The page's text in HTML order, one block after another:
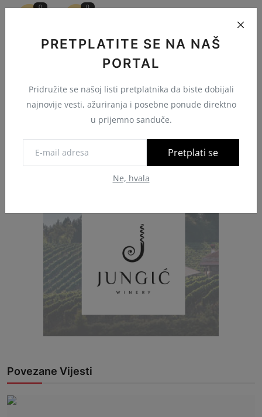
PRETPLATITE SE NA NAŠ
PORTAL
Pridružite se našoj listi pretplatnika da biste dobijali
najnovije vesti, ažuriranja i posebne ponude direktno
u prijemno sanduče.
Pretplati se
Ne, hvala
0 0
Wow
Povezane Vijesti